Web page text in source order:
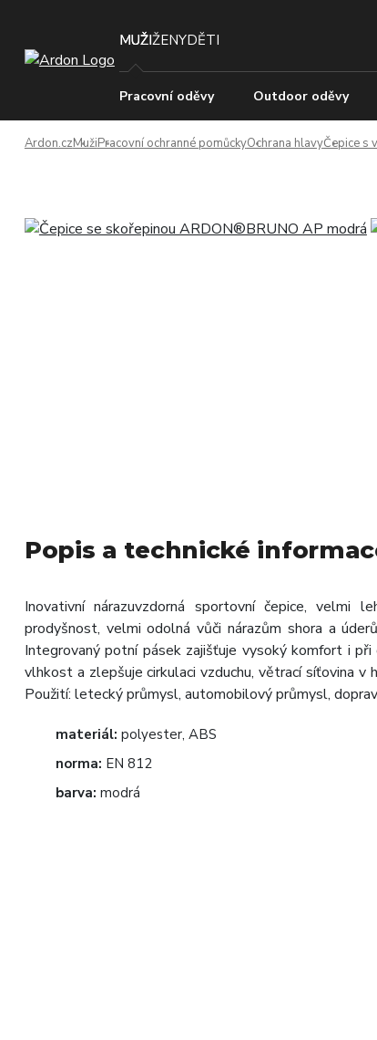
MUŽIŽENYDĚTI
Pracovní oděvy Outdoor oděvy
Ardon.czMužiPracovní ochranné pomůckyOchrana hlavyČepice s
Popis a technické
Inovativní nárazuvzdorná sportovní čepice, velmi
prodyšnost, velmi odolná vůči nárazům shora a
Integrovaný potní pásek zajišťuje vysoký komfort i
vlhkost a zlepšuje cirkulaci vzduchu, větrací síťovina
Použití: letecký průmysl, automobilový průmysl,
materiál: polyester, ABS
norma: EN 812
barva: modrá